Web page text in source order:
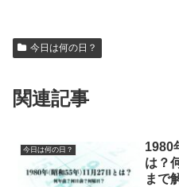
今日は何の日？
関連記事
今日は何の日？
1980
は？
まで